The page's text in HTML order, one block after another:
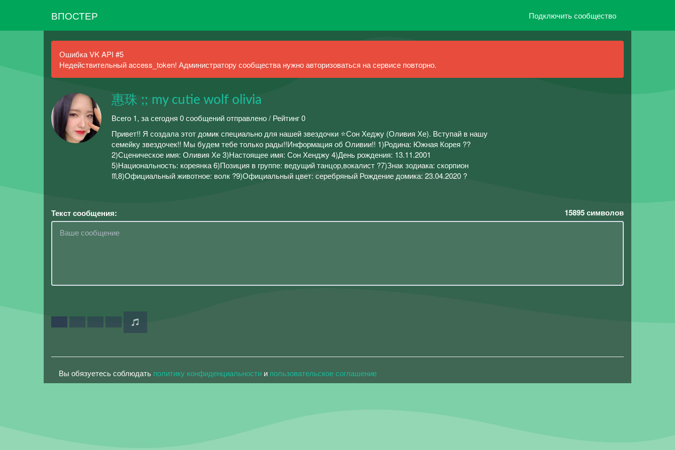
ВПОСТЕР Подключить сообщество
Ошибка VK API #5
Недействительный access_token! Администратору сообщества нужно авторизоваться на сервисе повторно.
惠珠 ;; my cutie wolf olivia
Всего 1, за сегодня 0 сообщений отправлено / Рейтинг 0
Привет!! Я создала этот домик специально для нашей звездочки ⭐Сон Хеджу (Оливия Хе). Вступай в нашу
семейку звездочек!! Мы будем тебе только рады!!Информация об Оливии!! 1)Родина: Южная Корея ??
2)Сценическое имя: Оливия Хе 3)Настоящее имя: Сон Хенджу 4)День рождения: 13.11.2001
5)Национальность: кореянка 6)Позиция в группе: ведущий танцор,вокалист ?7)Знак зодиака: скорпион
♏8)Официальный животное: волк ?9)Официальный цвет: серебряный Рождение домика: 23.04.2020 ?
Текст сообщения: 15895символов
Вы обязуетесь соблюдать политику конфиденциальности и пользовательское соглашение